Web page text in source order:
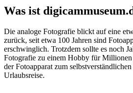
Was ist
Die analoge Fotografie blickt auf eine
zurück, seit etwa 100 Jahren sind
erschwinglich. Trotzdem sollte es noch
Fotografie zu einem Hobby für
der Fotoapparat zum
Urlaubsreise.